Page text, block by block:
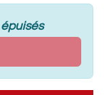
épuisés